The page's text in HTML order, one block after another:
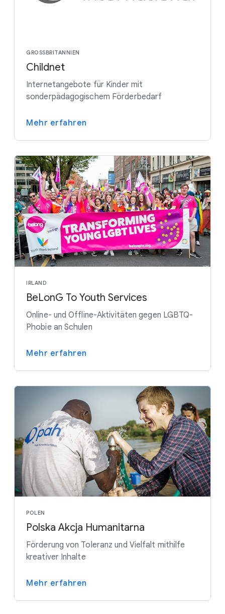
GROSSBRITANNIEN
Childnet
Internetangebote für Kinder mit
sonderpädagogischem Förderbedarf
Mehr erfahren
IRLAND
BeLonG To Youth Services
Online- und Offline-Aktivitäten gegen LGBTQ-
Phobie an Schulen
Mehr erfahren
POLEN
Polska Akcja Humanitarna
Förderung von Toleranz und Vielfalt mithilfe
kreativer Inhalte
Mehr erfahren